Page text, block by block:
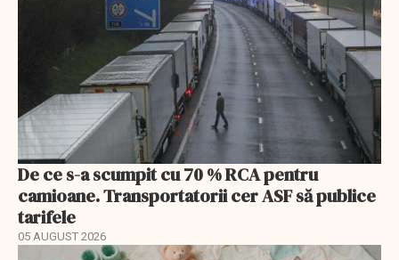
De ce s-a scumpit cu 70 % RCA pentru
camioane. Transportatorii cer ASF să publice
tarifele
05 AUGUST 2026